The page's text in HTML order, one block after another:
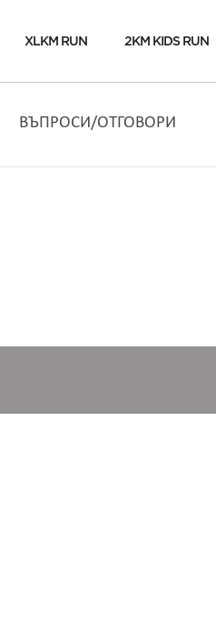
XLKM RUN 2KM KIDS RUN
ВЪПРОСИ/ОТГОВОРИ